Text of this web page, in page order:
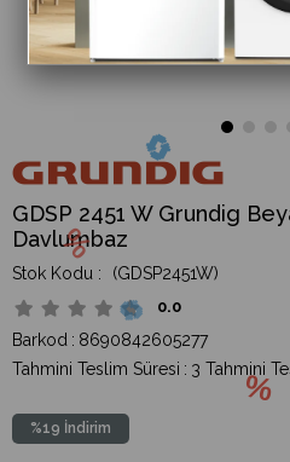
GDSP 2451 W Grundig
Davlumbaz
(GDSP2451W)
0.0
Barkod : 8690842605277
Tahmini Teslim Süresi : 3 Tahmini
%19 İndirim